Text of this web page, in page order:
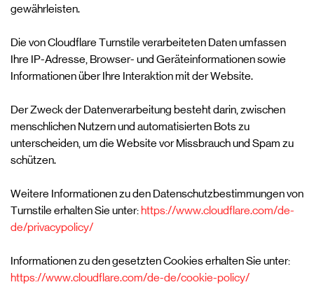
gewährleisten.
Die von Cloudflare Turnstile verarbeiteten Daten umfassen
Ihre IP-Adresse, Browser- und Geräteinformationen sowie
Informationen über Ihre Interaktion mit der Website.
Der Zweck der Datenverarbeitung besteht darin, zwischen
menschlichen Nutzern und automatisierten Bots zu
unterscheiden, um die Website vor Missbrauch und Spam zu
schützen.
Weitere Informationen zu den Datenschutzbestimmungen von
Turnstile erhalten Sie unter: https://www.cloudflare.com/de-
de/privacypolicy/
Informationen zu den gesetzten Cookies erhalten Sie unter:
https://www.cloudflare.com/de-de/cookie-policy/